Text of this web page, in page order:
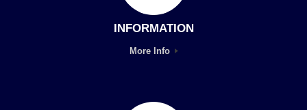
INFORMATION
More Info